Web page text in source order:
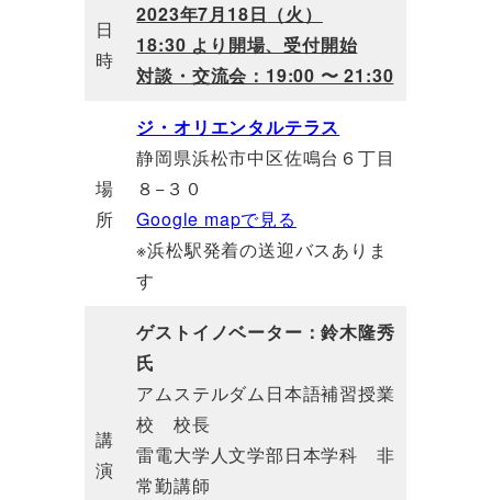
日
時
2023年7月18日 （火）
18:30 より開場、受付開始
対談・交流会：19:00 〜 21:30
場
所
ジ・オリエンタルテラス
静岡県浜松市中区佐鳴台６丁目
８−３０
Google mapで見る
※浜松駅発着の送迎バスありま
す
講
演
ゲストイノベーター：鈴木隆秀
氏
アムステルダム日本語補習授業
校 校長
雷電大学人文学部日本学科 非
常勤講師